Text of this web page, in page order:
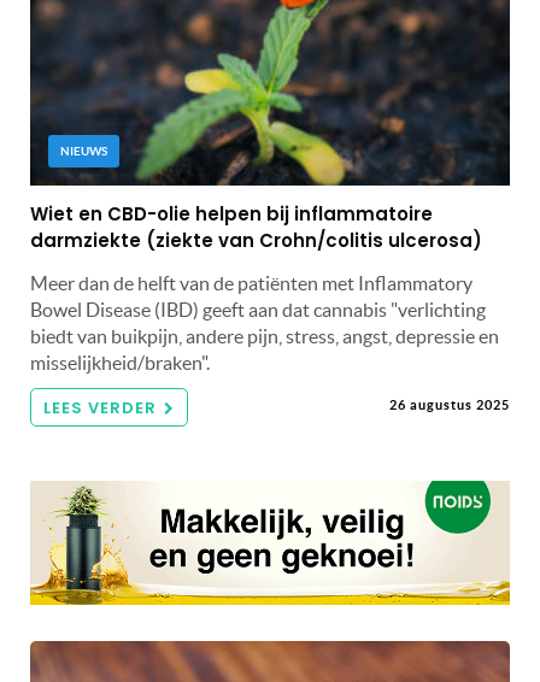
NIEUWS
Wiet en CBD-olie helpen bij inflammatoire
darmziekte (ziekte van Crohn/colitis ulcerosa)
Meer dan de helft van de patiënten met Inflammatory
Bowel Disease (IBD) geeft aan dat cannabis "verlichting
biedt van buikpijn, andere pijn, stress, angst, depressie en
misselijkheid/braken".
LEES VERDER 26 augustus 2025